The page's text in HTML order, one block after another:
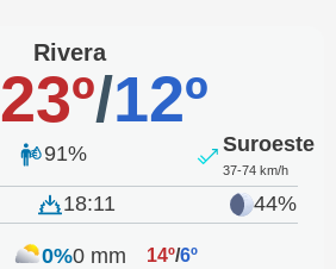
Rivera
23º/12º
91% Suroeste
37-74 km/h
18:11 44%
0%0 mm 14º/6º